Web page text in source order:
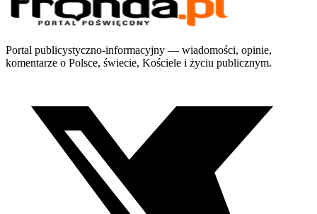
Portal publicystyczno-informacyjny — wiadomości, opinie,
komentarze o Polsce, świecie, Kościele i życiu publicznym.